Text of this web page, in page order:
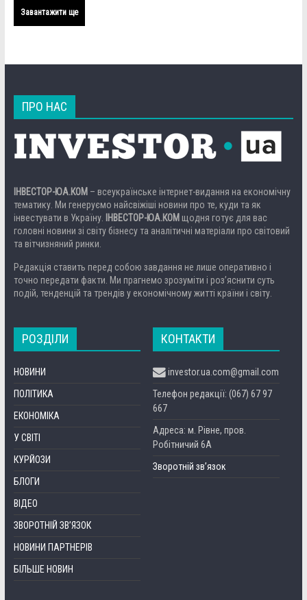
Завантажити ще
ПРО НАС
ІНВЕСТОР-ЮА.КОМ – всеукраїнське інтернет-видання на економічну
тематику. Ми генеруємо найсвіжіші новини про те, куди та як
інвестувати в Україну.
ІНВЕСТОР-ЮА.КОМ щодня готує для вас
головні новини зі світу бізнесу та аналітичні матеріали про світовий
та вітчизняний ринки.
Редакція ставить перед собою завдання не лише оперативно і
точно передати факти. Ми прагнемо зрозуміти і роз’яснити суть
подій, тенденцій та трендів у економічному житті країни і світу.
РОЗДІЛИ
НОВИНИ
ПОЛІТИКА
ЕКОНОМІКА
У СВІТІ
КУРЙОЗИ
БЛОГИ
ВІДЕО
ЗВОРОТНІЙ ЗВ’ЯЗОК
НОВИНИ ПАРТНЕРІВ
БІЛЬШЕ НОВИН
КОНТАКТИ
investor.ua.com@gmail.com
Телефон редакції: (067) 67 97
667
Адреса: м. Рівне, пров.
Робітничий 6А
Зворотній зв’язок